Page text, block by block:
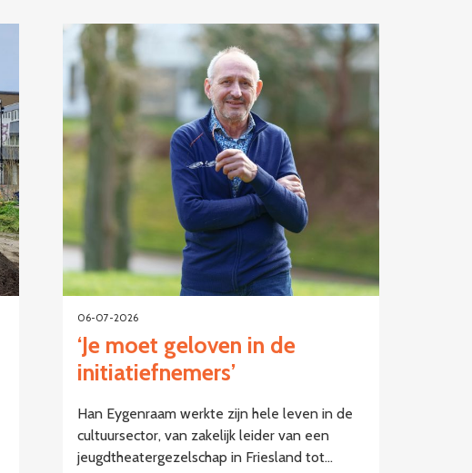
06-07-2026
‘Je moet geloven in de
initiatiefnemers’
Han Eygenraam werkte zijn hele leven in de
cultuursector, van zakelijk leider van een
jeugdtheatergezelschap in Friesland tot…